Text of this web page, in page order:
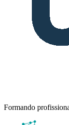
Formando